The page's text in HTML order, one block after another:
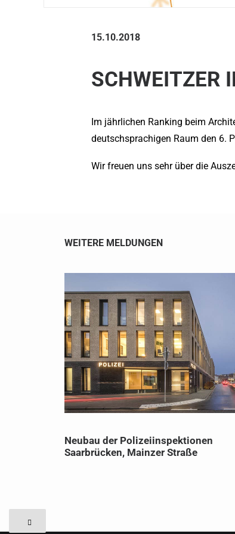
15.10.2018
SCHWEITZER
Im jährlichen Ranking beim
deutschsprachigen Raum den 6.
Wir freuen uns sehr über die
WEITERE MELDUNGEN
Neubau der Polizeiinspektionen
Saarbrücken, Mainzer Straße